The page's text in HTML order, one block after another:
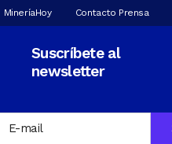
MineríaHoy Contacto Prensa
Suscríbete al
newsletter